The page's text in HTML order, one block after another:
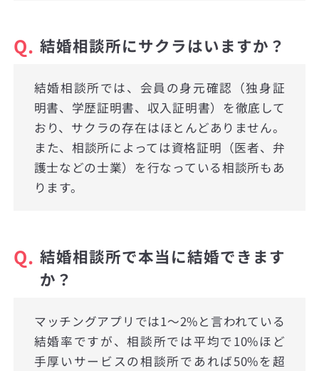
Q. 結婚相談所にサクラはいますか？
結婚相談所では、会員の身元確認（独身証
明書、学歴証明書、収入証明書）を徹底して
おり、サクラの存在はほとんどありません。
また、相談所によっては資格証明（医者、弁
護士などの士業）を行なっている相談所もあ
ります。
Q. 結婚相談所で本当に結婚できます
か？
マッチングアプリでは1〜2%と言われている
結婚率ですが、相談所では平均で10%ほど
手厚いサービスの相談所であれば50%を超